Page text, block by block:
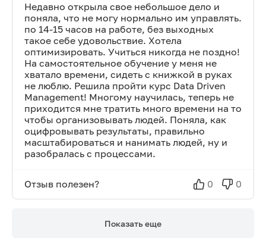
Недавно открыла свое небольшое дело и
поняла, что не могу нормально им управлять.
по 14-15 часов на работе, без выходных
такое себе удовольствие. Хотела
оптимизировать. Учиться никогда не поздно!
На самостоятельное обучение у меня не
хватало времени, сидеть с книжкой в руках
не люблю. Решила пройти курс Data Driven
Management! Многому научилась, теперь не
приходится мне тратить много времени на то
чтобы организовывать людей. Поняла, как
оцифровывать результаты, правильно
масштабироваться и нанимать людей, ну и
разобралась с процессами.
Отзыв полезен? 0 0
Показать еще